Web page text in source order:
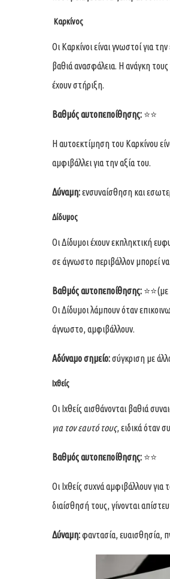
Καρκίνος
Οι Καρκίνοι είναι γνωστοί για
βαθιά ανασφάλεια. Η ανάγκη
έχουν στήριξη.
Βαθμός αυτοπεποίθησης: ⭐⭐
Η αυτοεκτίμηση του Καρκίνου
αμφιβάλλει για την αξία του.
Δύναμη:ενσυναίσθηση και
Δίδυμος
Οι Δίδυμοι έχουν εκπληκτική
σε άγνωστο περιβάλλον μπορεί
Βαθμός αυτοπεποίθησης:
Οι Δίδυμοι λάμπουν όταν
άγνωστο, αμφιβάλλουν.
Αδύναμο σημείο:σύγκριση με
Ιχθείς
Οι Ιχθείς αισθάνονται βαθιά
για τον εαυτό τους, ειδικά όταν
Βαθμός αυτοπεποίθησης: ⭐⭐
Οι Ιχθείς συχνά αμφιβάλλουν
διαίσθησή τους, γίνονται
Δύναμη:φαντασία, ευαισθησία,